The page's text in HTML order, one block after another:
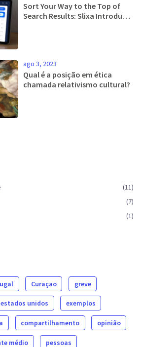
Sort Your Way to the Top of
Search Results: Slixa Introduces
ago 3, 2023
Qual é a posição em ética
chamada relativismo cultural?
(11)
(7)
(1)
Curaçao greve
estados unidos exemplos
compartilhamento opinião
médio pessoas